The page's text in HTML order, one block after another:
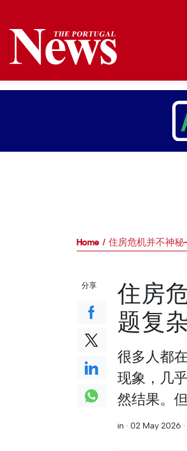
Home 住房危机并不神秘
住房
题复
很多人都
现象，几
然结果。
in ·02 May 2026
分享